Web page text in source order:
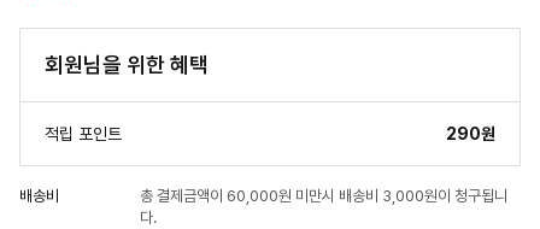
회원님을 위한 혜택
적립 포인트 290원
배송비
총 결제금액이 60,000원 미만시 배송비 3,000원이 청구됩니
다.